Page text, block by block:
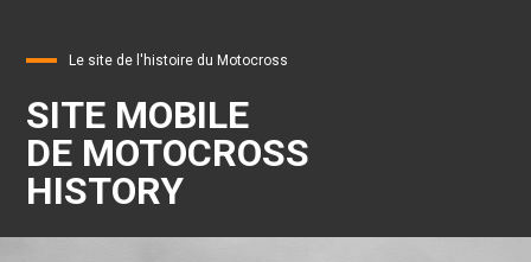
Le site de l'histoire du Motocross
SITE MOBILE
DE MOTOCROSS
HISTORY